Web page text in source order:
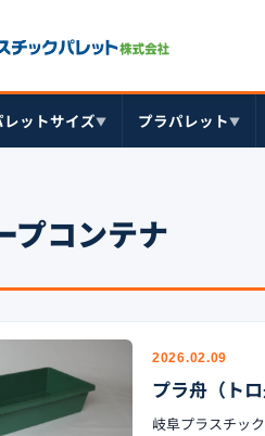
レットサイズ▼ プラパレット▼
プコンテナ
2026.02.09
プラ舟（ト
岐阜プラスチッ